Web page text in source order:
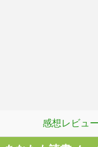
感想レビュー